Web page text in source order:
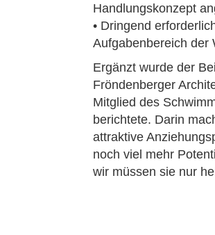
Handlungskonzept
• Dringend
Aufgabenbereich der
Ergänzt wurde der
Fröndenberger
Mitglied des
berichtete. Darin
attraktive
noch viel mehr
wir müssen sie nur